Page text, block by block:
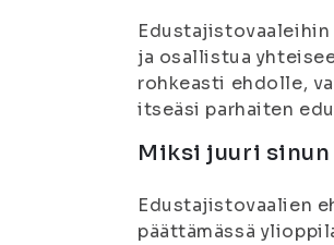
ja osallistua
rohkeasti ehdolle,
itseäsi parhaiten
Miksi juuri
Edustajistovaalien
päättämässä